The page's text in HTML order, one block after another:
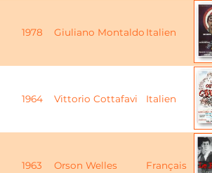
1978 Giuliano Montaldo Italien
1964 Vittorio Cottafavi Italien
1963 Orson Welles Français